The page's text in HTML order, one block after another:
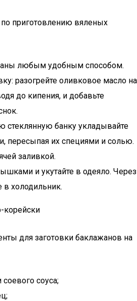
приготовлению вяленых
любым удобным способом.
разогрейте оливковое масло на
до кипения, и добавьте
стеклянную банку укладывайте
пересыпая их специями и солью.
заливкой.
и укутайте в одеяло. Через
в холодильник.
корейски
для заготовки баклажанов на
соуса;